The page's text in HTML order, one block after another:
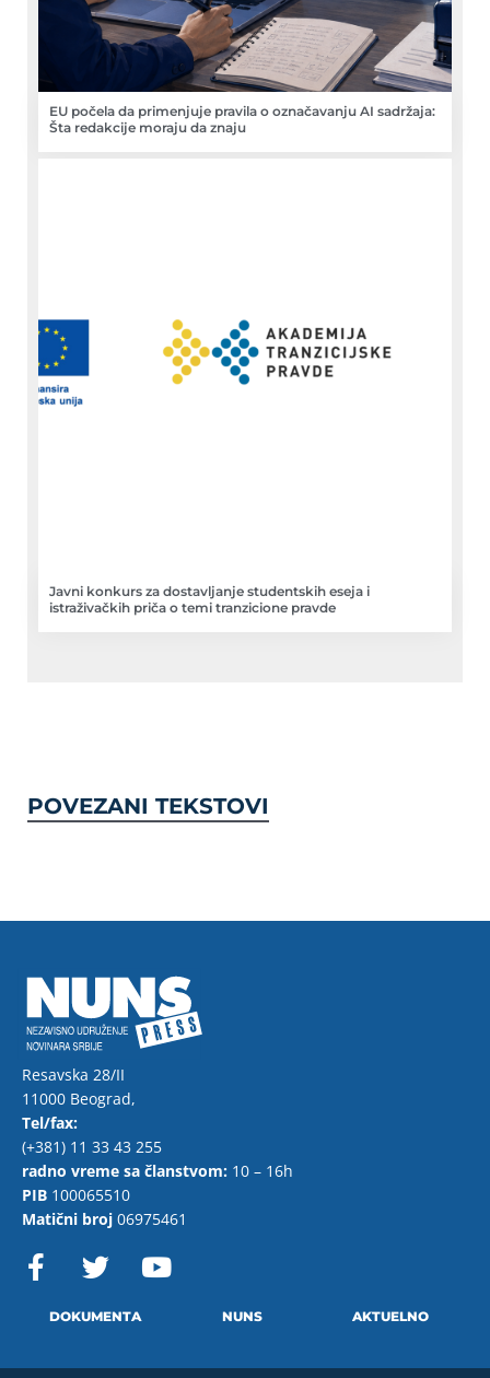
EU počela da primenjuje pravila o označavanju AI sadržaja:
Šta redakcije moraju da znaju
Javni konkurs za dostavljanje studentskih eseja i
istraživačkih priča o temi tranzicione pravde
POVEZANI TEKSTOVI
Resavska 28/II
11000 Beograd,
Tel/fax:
(+381) 11 33 43 255
radno vreme sa članstvom: 10 – 16h
PIB 100065510
Matični broj 06975461
F
a w
t
o
DOKUMENTA NUNS AKTUELNO